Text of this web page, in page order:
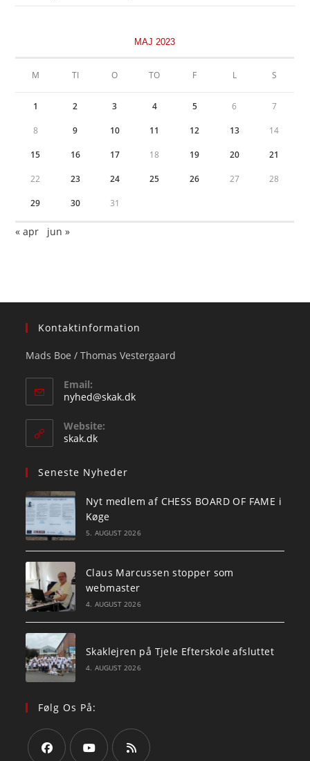
MAJ 2023
M TI O TO F L S
1 2 3 4 5 6 7
8 9 10 11 12 13 14
15 16 17 18 19 20 21
22 23 24 25 26 27 28
29 30 31
« apr jun »
Kontaktinformation
Mads Boe / Thomas Vestergaard
Email:
nyhed@skak.dkOpens
Website:
skak.dk
Seneste Nyheder
Nyt medlem af CHESS BOARD OF FAME i
Køge
5. AUGUST 2026
Claus Marcussen stopper som
webmaster
4. AUGUST 2026
Skaklejren på Tjele Efterskole afsluttet
4. AUGUST 2026
Følg Os På: